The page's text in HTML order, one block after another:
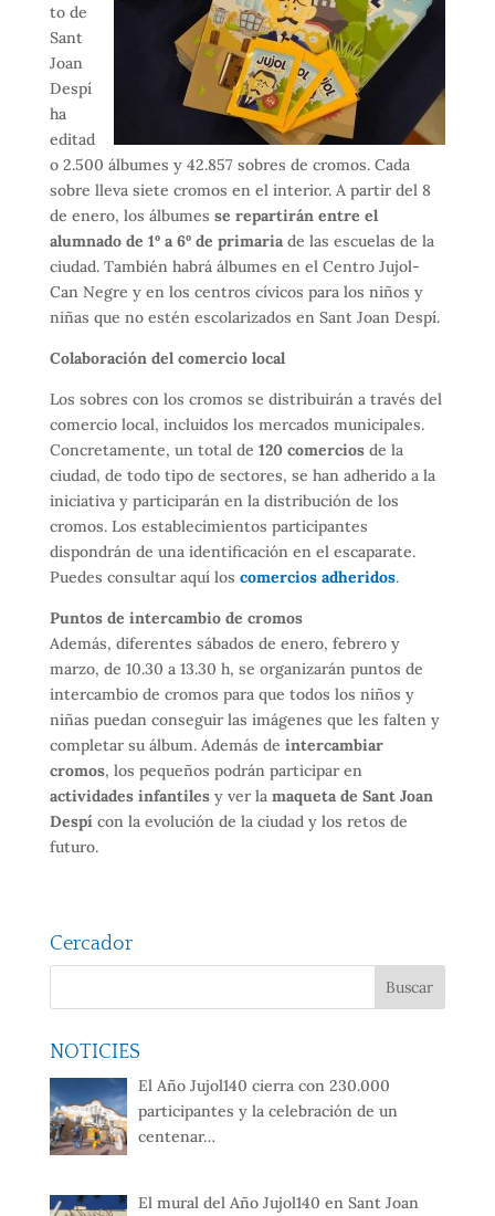
to de
Sant
Joan
Despí
ha
editad
o 2.500 álbumes y 42.857 sobres de cromos. Cada
sobre lleva siete cromos en el interior. A partir del 8
de enero, los álbumes se repartirán entre el
alumnado de 1º a 6º de primariade las escuelas de la
ciudad. También habrá álbumes en el Centro Jujol-
Can Negre y en los centros cívicos para los niños y
niñas que no estén escolarizados en Sant Joan Despí.
Colaboración del comercio local
Los sobres con los cromos se distribuirán a través del
comercio local, incluidos los mercados municipales.
Concretamente, un total de 120 comerciosde la
ciudad, de todo tipo de sectores, se han adherido a la
iniciativa y participarán en la distribución de los
cromos. Los establecimientos participantes
dispondrán de una identificación en el escaparate.
Puedes consultar aquí los comercios adheridos.
Puntos de intercambio de cromos
Además, diferentes sábados de enero, febrero y
marzo, de 10.30 a 13.30 h, se organizarán puntos de
intercambio de cromos para que todos los niños y
niñas puedan conseguir las imágenes que les falten y
completar su álbum. Además de intercambiar
cromos, los pequeños podrán participar en
actividades infantilesy ver la maqueta de Sant Joan
Despí con la evolución de la ciudad y los retos de
futuro.
Cercador
NOTICIES
El Año Jujol140 cierra con 230.000
participantes y la celebración de un
centenar…
El mural del Año Jujol140 en Sant Joan